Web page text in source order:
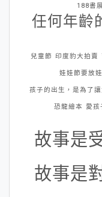
188書展
任何年齡
兒童節 印度豹大拍賣
娃娃節要放
孩子的出生，是為了讓
恐龍繪本 愛孩
故事是
故事是